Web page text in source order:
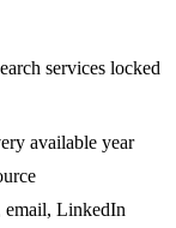
services locked
available year
email, LinkedIn